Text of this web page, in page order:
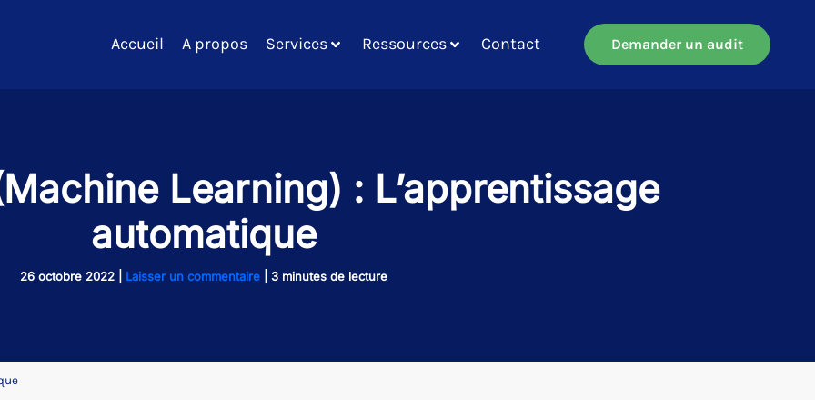
Accueil A propos Services Ressources Contact Demander un audit
Learning) : L’apprentissage
automatique
26 octobre 2022 Laisser un commentaire 3 minutes de lecture